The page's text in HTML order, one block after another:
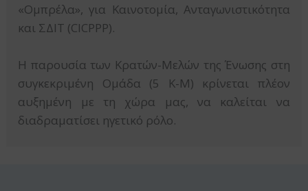
«Ομπρέλα», για Καινοτομία, Ανταγωνιστικότητα
και ΣΔΙΤ (CICPPP).
Η παρουσία των Κρατών-Μελών της Ένωσης στη
συγκεκριμένη Ομάδα (5 Κ-Μ) κρίνεται πλέον
αυξημένη με τη χώρα μας, να καλείται να
διαδραματίσει ηγετικό ρόλο.